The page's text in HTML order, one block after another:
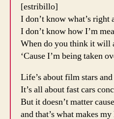
[estribillo]
I don’t know what’s right
I don’t know how I’m
When do you think it will
‘Cause I’m being taken
Life’s about film stars
It’s all about fast cars
But it doesn’t matter
and that’s what makes